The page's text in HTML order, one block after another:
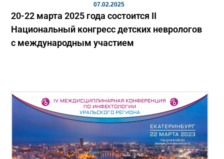
07.02.2025
20-22 марта 2025 года состоится II
Национальный конгресс детских неврологов
с международным участием